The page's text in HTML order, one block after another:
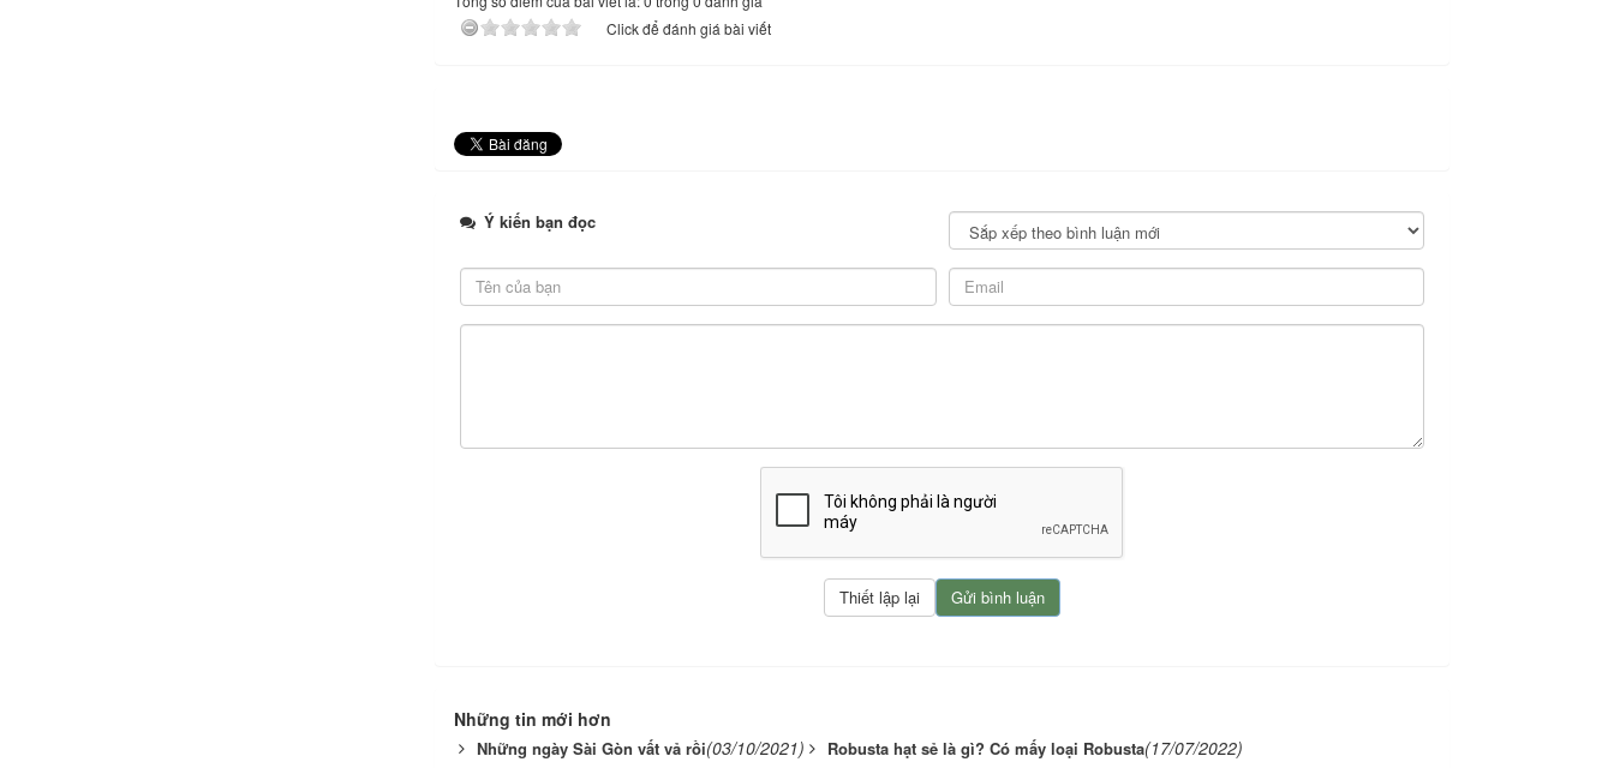
Click để đánh giá bài viết
Ý kiến bạn đọc
Những tin mới hơn
Những ngày Sài Gòn vất vả rồi(03/10/2021) Robusta hạt sẻ là gì? Có mấy loại Robusta(17/07/2022)